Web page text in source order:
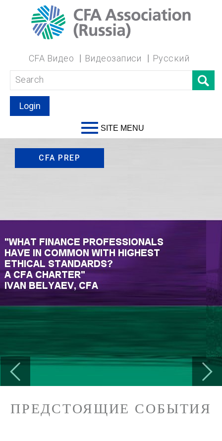
CFA Видео Видеозаписи Русский
Login
SITE MENU
CFA PREP
Previous
ПРЕДСТОЯЩИЕ СОБЫТИЯ